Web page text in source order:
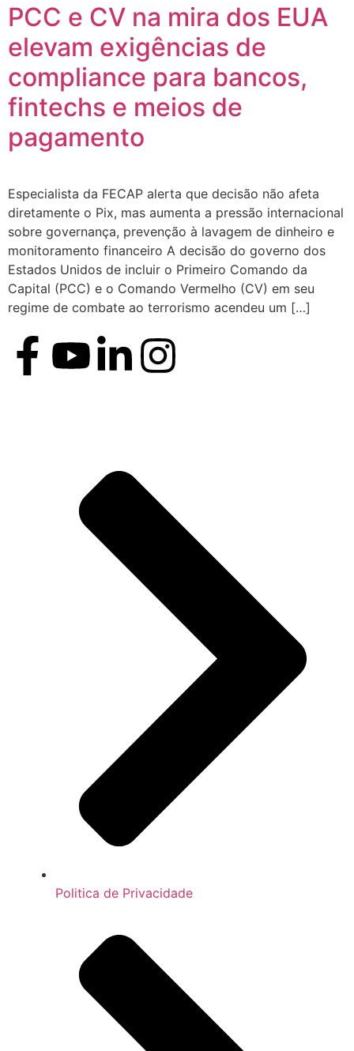
PCC e CV na mira dos EUA
elevam exigências de
compliance para bancos,
fintechs e meios de
pagamento
Especialista da FECAP alerta que decisão não afeta
diretamente o Pix, mas aumenta a pressão internacional
sobre governança, prevenção à lavagem de dinheiro e
monitoramento financeiro A decisão do governo dos
Estados Unidos de incluir o Primeiro Comando da
Capital (PCC) e o Comando Vermelho (CV) em seu
regime de combate ao terrorismo acendeu um […]
Politica de Privacidade